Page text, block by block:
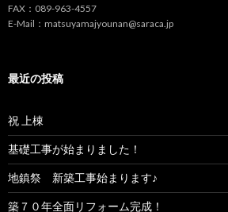
FAX：089-963-4557
E-Mail：matsuyamajyounan@saraca.jp
最近の投稿
祝 上棟
基礎工事が始まりました！
地鎮祭 新築工事始まります♪
築７０年全面リフォーム完成！